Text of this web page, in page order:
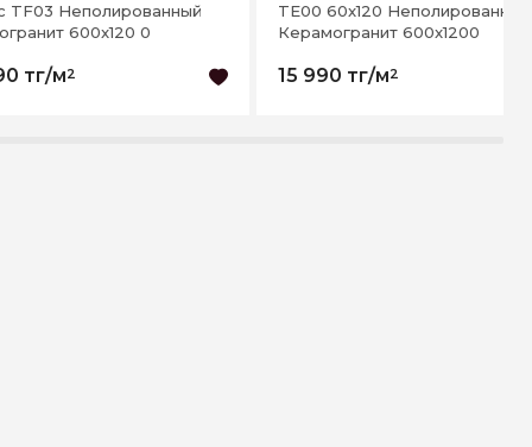
TF03 Неполированный
600x120 0
тг/м2
TE00 60x120 Неполированный
Керамогранит 600x1200
15 990 тг/м2